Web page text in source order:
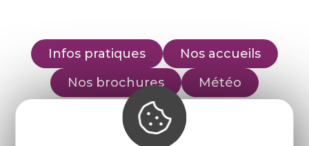
Infos pratiques
Nos accueils
Nos brochures
Météo
Retrouvez-nous sur :